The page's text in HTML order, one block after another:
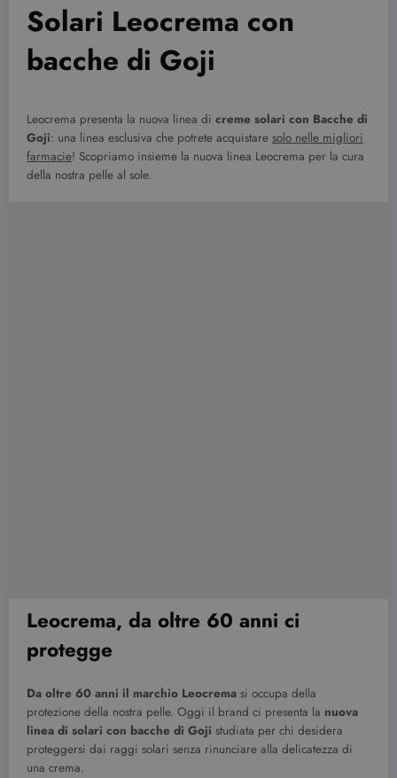
Solari Leocrema con
bacche di Goji
Leocrema presenta la nuova linea di creme solari con Bacche di
Goji: una linea esclusiva che potrete acquistare solo nelle migliori
farmacie! Scopriamo insieme la nuova linea Leocrema per la cura
della nostra pelle al sole.
Leocrema, da oltre 60 anni ci
protegge
Da oltre 60 anni il marchio Leocrema si occupa della
protezione della nostra pelle. Oggi il brand ci presenta la nuova
linea di solari con bacche di Goji studiata per chi desidera
proteggersi dai raggi solari senza rinunciare alla delicatezza di
una crema.